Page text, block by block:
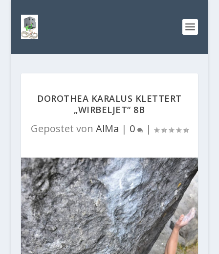
DOROTHEA KARALUS KLETTERT
„WIRBELJET“ 8B
Gepostet von AlMa | 0 |